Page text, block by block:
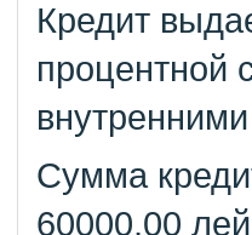
Кредит
процентной
Сумма
60000,00